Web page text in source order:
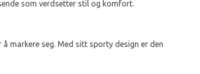
som verdsetter stil og komfort.
markere seg. Med sitt sporty design er den